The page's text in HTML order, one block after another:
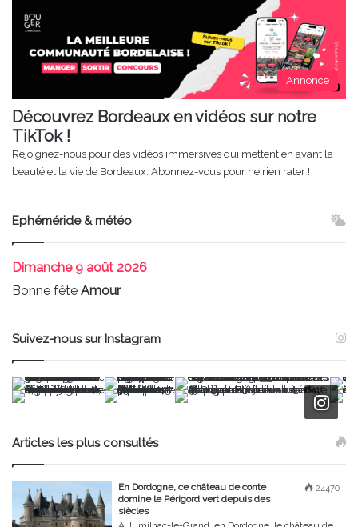
Annonce
Découvrez Bordeaux en vidéos sur notre
TikTok !
Rejoignez-nous pour des vidéos immersives qui mettent en avant la
beauté et la vie de Bordeaux. Abonnez-vous pour ne rien rater !
Ephéméride & météo
Dimanche9 août 2026
Bonne fête Amour
Suivez-nous sur Instagram
Articles les plus consultés
24470
En Dordogne, ce château de conte
domine le Périgord vert depuis des
siècles